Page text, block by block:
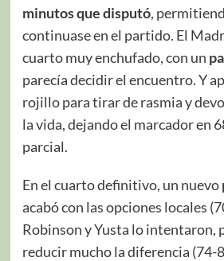
minutos que disputó,
continuase en el partido. El
cuarto muy enchufado, con un
parecía decidir el encuentro. Y
rojillo para tirar de rasmia y
la vida, dejando el marcador en
parcial.
En el cuarto definitivo, un nuevo
acabó con las opciones locales
Robinson y Yusta lo intentaron,
reducir mucho la diferencia (74-